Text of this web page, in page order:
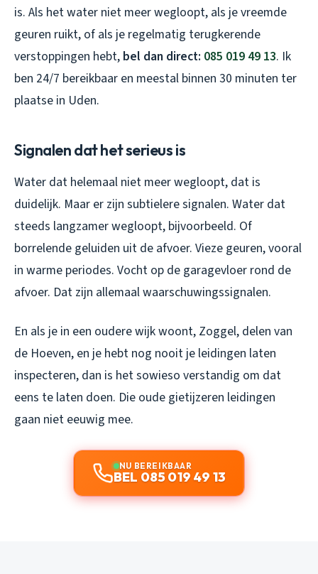
is. Als het water niet meer wegloopt, als je vreemde
geuren ruikt, of als je regelmatig terugkerende
verstoppingen hebt, bel dan direct: 085 019 49 13. Ik
ben 24/7 bereikbaar en meestal binnen 30 minuten ter
plaatse in Uden.
Signalen dat het serieus is
Water dat helemaal niet meer wegloopt, dat is
duidelijk. Maar er zijn subtielere signalen. Water dat
steeds langzamer wegloopt, bijvoorbeeld. Of
borrelende geluiden uit de afvoer. Vieze geuren, vooral
in warme periodes. Vocht op de garagevloer rond de
afvoer. Dat zijn allemaal waarschuwingssignalen.
En als je in een oudere wijk woont, Zoggel, delen van
de Hoeven, en je hebt nog nooit je leidingen laten
inspecteren, dan is het sowieso verstandig om dat
eens te laten doen. Die oude gietijzeren leidingen
gaan niet eeuwig mee.
NU BEREIKBAAR
BEL 085 019 49 13